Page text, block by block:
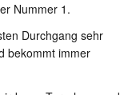
Nummer 1.
Durchgang sehr
bekommt immer